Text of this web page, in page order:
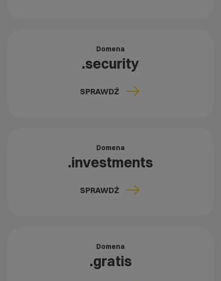
Domena
.security
SPRAWDŹ
Domena
.investments
SPRAWDŹ
Domena
.gratis